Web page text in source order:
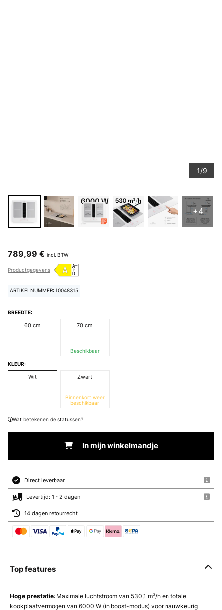
1/9
+4
789,99 € incl. BTW
Productgegevens
ARTIKELNUMMER: 10048315
BREEDTE:
60 cm 70 cm
Beschikbaar
KLEUR:
Wit Zwart
Binnenkort weer
beschikbaar
Wat betekenen de statussen?
In mijn winkelmandje
Direct leverbaar
Levertijd: 1 - 2 dagen
14 dagen retourrecht
Top features
Hoge prestatie: Maximale luchtstroom van 530,1 m³/h en totale
kookplaatvermogen van 6000 W (in boost-modus) voor nauwkeurig